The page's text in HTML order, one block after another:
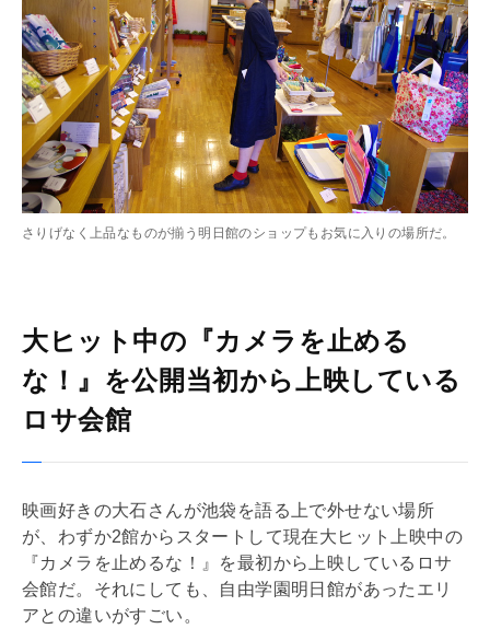
さりげなく上品なものが揃う明日館のショップもお気に入りの場所だ。
大ヒット中の『カメラを止める
な！』を公開当初から上映している
ロサ会館
映画好きの大石さんが池袋を語る上で外せない場所
が、わずか2館からスタートして現在大ヒット上映中の
『カメラを止めるな！』を最初から上映しているロサ
会館だ。それにしても、自由学園明日館があったエリ
アとの違いがすごい。